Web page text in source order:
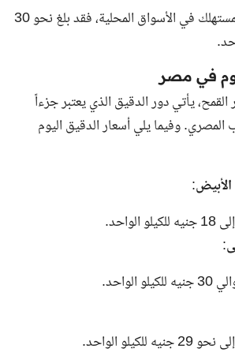
وبالنسبة لسعر القمح للمستهلك في الأسواق المحلية، فقد بلغ نحو 30
في مصر
يأتي دور الدقيق الذي يعتبر جزءاً
وفيما يلي أسعار الدقيق اليوم
:
:
الواحد.